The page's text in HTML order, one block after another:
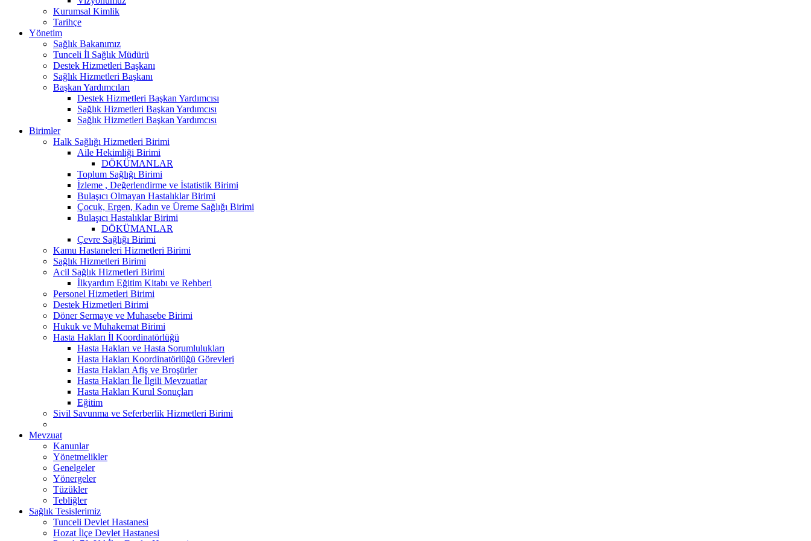
Kurumsal Kimlik
Tarihçe
Yönetim
Sağlık Bakanımız
Tunceli İl Sağlık Müdürü
Destek Hizmetleri Başkanı
Sağlık Hizmetleri Başkanı
Başkan Yardımcıları
Destek Hizmetleri Başkan Yardımcısı
Sağlık Hizmetleri Başkan Yardımcısı
Sağlık Hizmetleri Başkan Yardımcısı
Birimler
Halk Sağlığı Hizmetleri Birimi
Aile Hekimliği Birimi
DÖKÜMANLAR
Toplum Sağlığı Birimi
İzleme , Değerlendirme ve İstatistik Birimi
Bulaşıcı Olmayan Hastalıklar Birimi
Çocuk, Ergen, Kadın ve Üreme Sağlığı Birimi
Bulaşıcı Hastalıklar Birimi
DÖKÜMANLAR
Çevre Sağlığı Birimi
Kamu Hastaneleri Hizmetleri Birimi
Sağlık Hizmetleri Birimi
Acil Sağlık Hizmetleri Birimi
İlkyardım Eğitim Kitabı ve Rehberi
Personel Hizmetleri Birimi
Destek Hizmetleri Birimi
Döner Sermaye ve Muhasebe Birimi
Hukuk ve Muhakemat Birimi
Hasta Hakları İl Koordinatörlüğü
Hasta Hakları ve Hasta Sorumlulukları
Hasta Hakları Koordinatörlüğü Görevleri
Hasta Hakları Afiş ve Broşürler
Hasta Hakları İle İlgili Mevzuatlar
Hasta Hakları Kurul Sonuçları
Eğitim
Sivil Savunma ve Seferberlik Hizmetleri Birimi
Mevzuat
Kanunlar
Yönetmelikler
Genelgeler
Yönergeler
Tüzükler
Tebliğler
Sağlık Tesislerimiz
Tunceli Devlet Hastanesi
Hozat İlçe Devlet Hastanesi